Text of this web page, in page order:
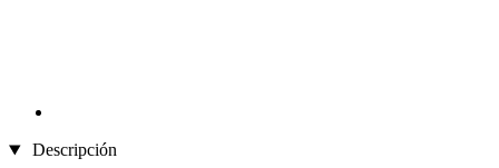
Descripción